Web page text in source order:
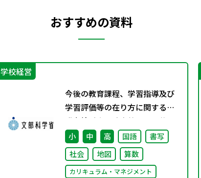
おすすめの資料
学校経営
今後の教育課程、学習指導及び
学習評価等の在り方に関する有
識者検討会の論点整理を掲載し
ました
小 中 高 国語
書写
社会
地図 算数
カリキュラム・マネジメント